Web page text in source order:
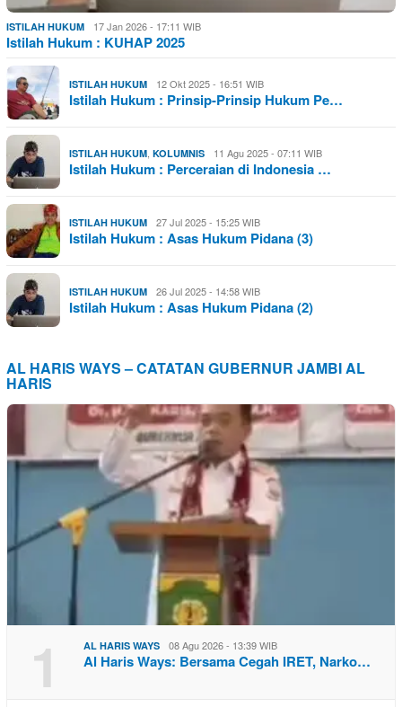
ISTILAH HUKUM 17 Jan 2026 - 17:11 WIB
Istilah Hukum : KUHAP 2025
ISTILAH HUKUM 12 Okt 2025 - 16:51 WIB
Istilah Hukum : Prinsip-Prinsip Hukum Pe…
ISTILAH HUKUM, KOLUMNIS 11 Agu 2025 - 07:11 WIB
Istilah Hukum : Perceraian di Indonesia …
ISTILAH HUKUM 27 Jul 2025 - 15:25 WIB
Istilah Hukum : Asas Hukum Pidana (3)
ISTILAH HUKUM 26 Jul 2025 - 14:58 WIB
Istilah Hukum : Asas Hukum Pidana (2)
AL HARIS WAYS – CATATAN GUBERNUR JAMBI AL
HARIS
1 AL HARIS WAYS 08 Agu 2026 - 13:39 WIB
Al Haris Ways: Bersama Cegah IRET, Narko…